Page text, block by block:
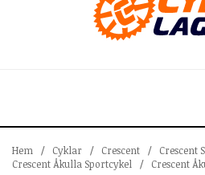
Hem / Cyklar / Crescent / Crescent
Crescent Åkulla Sportcykel
/ Crescent